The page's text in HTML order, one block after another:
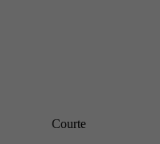
Courte